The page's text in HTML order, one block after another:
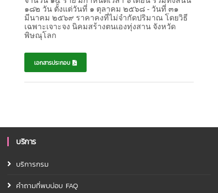
๑๘๒ วัน ตั้งแต่วันที่ ๑ ตุลาคม ๒๕๖๘ - วันที่ ๓๑
มีนาคม ๒๕๖๙ ราคาคงที่ไม่จำกัดปริมาณ โดยวิธี
เฉพาะเจาะจง นิคมสร้างตนเองทุ่งสาน จังหวัด
พิษณุโลก
เอกสารประกอบ
บริการ
บริการกรม
คำถามที่พบบ่อบ FAQ